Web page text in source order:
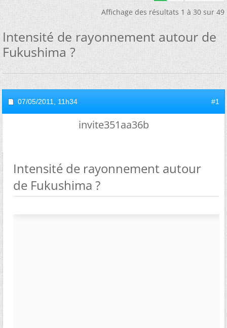
Affichage des résultats 1 à 30 sur 49
Intensité de rayonnement autour de
Fukushima ?
07/05/2011, 11h34 #1
invite351aa36b
Intensité de rayonnement autour
de Fukushima ?